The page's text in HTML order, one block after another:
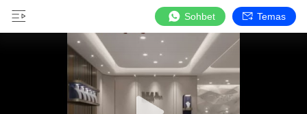
Sohbet Temas